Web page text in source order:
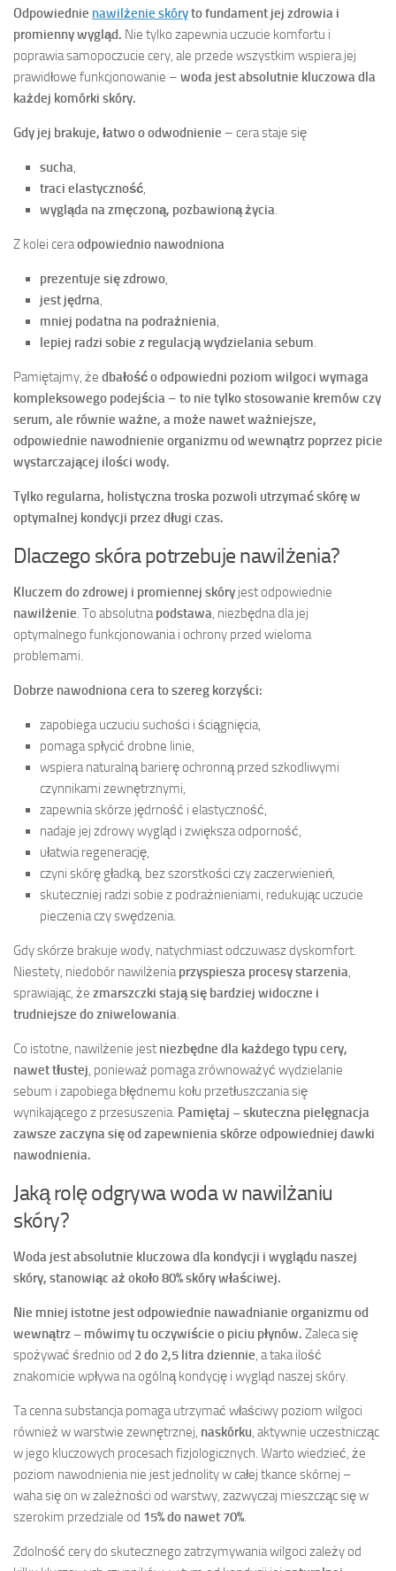
Odpowiednie nawilżenie skóryto fundament jej zdrowia i
promienny wygląd. Nie tylko zapewnia uczucie komfortu i
poprawia samopoczucie cery, ale przede wszystkim wspiera jej
prawidłowe funkcjonowanie – woda jest absolutnie kluczowa dla
każdej komórki skóry.
Gdy jej brakuje, łatwo o odwodnienie – cera staje się
sucha,
traci elastyczność,
wygląda na zmęczoną, pozbawioną życia.
Z kolei ceraodpowiednio nawodniona
prezentuje się zdrowo,
jest jędrna,
mniej podatna na podrażnienia,
lepiej radzi sobie z regulacją wydzielania sebum.
Pamiętajmy, że dbałość o odpowiedni poziom wilgoci wymaga
kompleksowego podejścia – to nie tylko stosowanie kremów czy
serum, ale równie ważne, a może nawet ważniejsze,
odpowiednie nawodnienie organizmu od wewnątrz poprzez picie
wystarczającej ilości wody.
Tylko regularna, holistyczna troska pozwoli utrzymać skórę w
optymalnej kondycji przez długi czas.
Dlaczego skóra potrzebuje nawilżenia?
Kluczem do zdrowej i promiennej skóry jest odpowiednie
nawilżenie. To absolutnapodstawa, niezbędna dla jej
optymalnego funkcjonowania i ochrony przed wieloma
problemami.
Dobrze nawodniona cera to szereg korzyści:
zapobiega uczuciu suchości i ściągnięcia,
pomaga spłycić drobne linie,
wspiera naturalną barierę ochronną przed szkodliwymi
czynnikami zewnętrznymi,
zapewnia skórze jędrność i elastyczność,
nadaje jej zdrowy wygląd i zwiększa odporność,
ułatwia regenerację,
czyni skórę gładką, bez szorstkości czy zaczerwienień,
skuteczniej radzi sobie z podrażnieniami, redukując uczucie
pieczenia czy swędzenia.
Gdy skórze brakuje wody, natychmiast odczuwasz dyskomfort.
Niestety, niedobór nawilżeniaprzyspiesza procesy starzenia,
sprawiając, że zmarszczki stają się bardziej widoczne i
trudniejsze do zniwelowania.
Co istotne, nawilżenie jest niezbędne dla każdego typu cery,
nawet tłustej, ponieważ pomaga zrównoważyć wydzielanie
sebum i zapobiega błędnemu kołu przetłuszczania się
wynikającego z przesuszenia. Pamiętaj – skuteczna pielęgnacja
zawsze zaczyna się od zapewnienia skórze odpowiedniej dawki
nawodnienia.
Jaką rolę odgrywa woda w nawilżaniu
skóry?
Woda jest absolutnie kluczowa dla kondycji i wyglądu naszej
skóry, stanowiąc aż około 80% skóry właściwej.
Nie mniej istotne jest odpowiednie nawadnianie organizmu od
wewnątrz – mówimy tu oczywiście o piciu płynów. Zaleca się
spożywać średnio od 2 do 2,5 litra dziennie, a taka ilość
znakomicie wpływa na ogólną kondycję i wygląd naszej skóry.
Ta cenna substancja pomaga utrzymać właściwy poziom wilgoci
również w warstwie zewnętrznej, naskórku, aktywnie uczestnicząc
w jego kluczowych procesach fizjologicznych. Warto wiedzieć, że
poziom nawodnienia nie jest jednolity w całej tkance skórnej –
waha się on w zależności od warstwy, zazwyczaj mieszcząc się w
szerokim przedziale od 15% do nawet 70%.
Zdolność cery do skutecznego zatrzymywania wilgoci zależy od